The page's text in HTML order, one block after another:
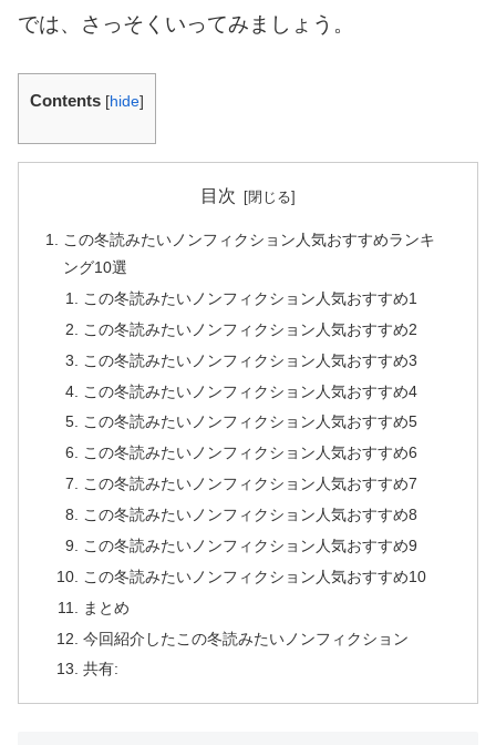
では、さっそくいってみましょう。
Contents [hide]
目次
この冬読みたいノンフィクション人気おすすめランキ
ング10選
この冬読みたいノンフィクション人気おすすめ1
この冬読みたいノンフィクション人気おすすめ2
この冬読みたいノンフィクション人気おすすめ3
この冬読みたいノンフィクション人気おすすめ4
この冬読みたいノンフィクション人気おすすめ5
この冬読みたいノンフィクション人気おすすめ6
この冬読みたいノンフィクション人気おすすめ7
この冬読みたいノンフィクション人気おすすめ8
この冬読みたいノンフィクション人気おすすめ9
この冬読みたいノンフィクション人気おすすめ10
まとめ
今回紹介したこの冬読みたいノンフィクション
共有: